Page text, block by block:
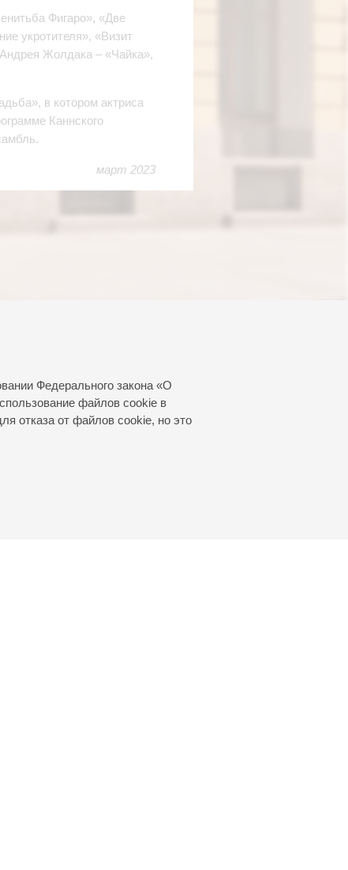
Федерального закона «О
файлов cookie в
отказа от файлов cookie, но это
Фигаро», «Две
укротителя», «Визит
Жолдака – «Чайка»,
в котором актриса
Каннского
март 2023